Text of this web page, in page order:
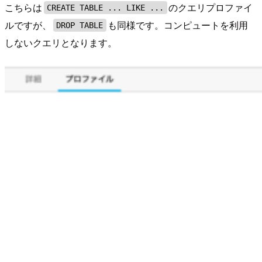
こちらは CREATE TABLE ... LIKE ...
のクエリプロファイ
ルですが、
DROP TABLE
も同様です。コンピュートを利用
しないクエリとなります。